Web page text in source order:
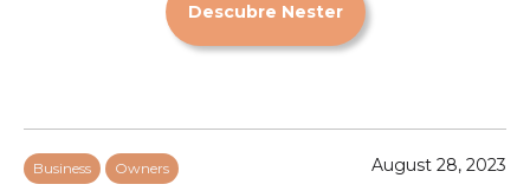
Descubre Nester
Business Owners August 28, 2023